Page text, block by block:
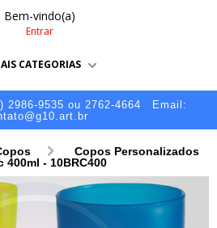
Bem-vindo(a)
Entrar
CATEGORIAS
2986-9535 ou 2762-4664
Email:
Copos Personalizados
400ml - 10BRC400